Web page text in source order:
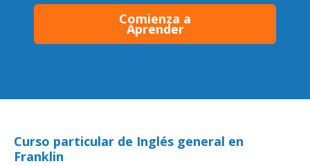
Comienza a
Aprender
Curso particular de Inglés general en
Franklin